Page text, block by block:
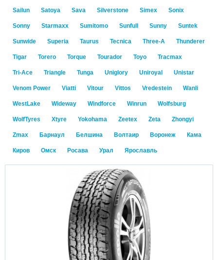
Sailun Satoya Sava Silverstone Simex Sonix
Sonny Starmaxx Sumitomo Sunfull Sunny Suntek
Sunwide Superia Taurus Tecnica Three-A Thunderer
Tigar Torero Torque Tourador Toyo Tracmax
Tri-Ace Triangle Tunga Uniglory Uniroyal Unistar
Venom Power Viatti Vitour Vittos Vredestein Wanli
WestLake Wideway Windforce Winrun Wolfsburg
WolfTyres Xtyre Yokohama Zeetex Zeta Zhongyi
Zmax Барнаул Белшина Волтаир Воронеж Кама
Киров Омск Росава Урал Ярославль